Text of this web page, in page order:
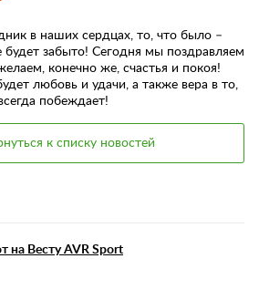
в наших сердцах, то, что было –
забыто! Сегодня мы поздравляем
конечно же, счастья и покоя!
любовь и удачи, а также вера в то,
побеждает!
к списку новостей
на Весту AVR Sport